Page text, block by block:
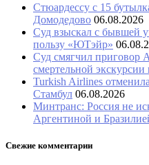
Стюардессу с 15
Домодедово 06.08.2026
Суд взыскал с бывшей
пользу «ЮТэйр»
Суд смягчил приговор
смертельной
Turkish Airlines
Стамбул 06.08.2026
Минтранс: Россия не
Аргентиной и
Свежие комментарии